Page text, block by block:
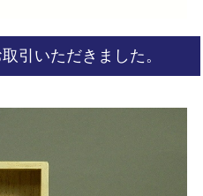
引いただきました。